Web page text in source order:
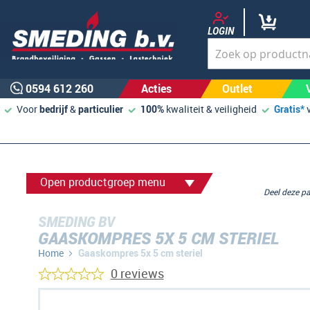
LOGIN
0594 612 260 Acties Outlet
Voorbedrijf&particulier 100% kwaliteit & veiligheid Gratis*
Open productgroep menu
SMEDING BV
GAASKOMPRES 5X 5 CM STERIEL
Home Gaaskompres 5x 5 cm steriel
Deel deze
0 reviews
Ga